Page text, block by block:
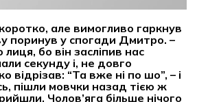
але вимогливо гаркнув
поринув у спогади Дмитро. –
бо він засліпив нас
секунду і, не довго
відрізав: “Та вже ні по шо”, – і
пішли мовчки назад тією ж
Чолов’яга більше нічого